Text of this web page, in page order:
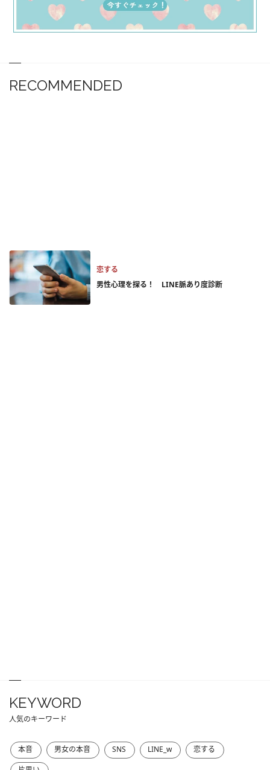
RECOMMENDED
恋する
男性心理を探る！ LINE脈あり度診断
KEYWORD
人気のキーワード
本音 男女の本音 SNS LINE_w
恋する